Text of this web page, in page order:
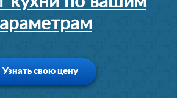
Узнать свою цену